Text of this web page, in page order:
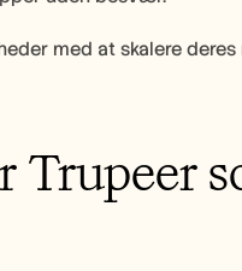
med at skalere
Trupeer